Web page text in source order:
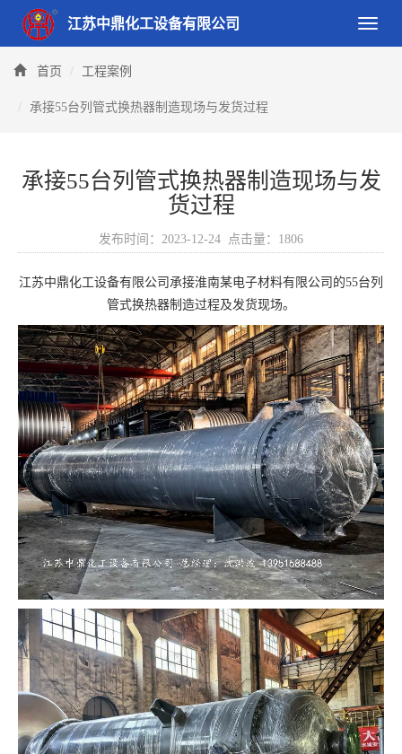
Toggle
江苏中鼎化工设备有限公司
首页 工程案例
承接55台列管式换热器制造现场与发货过程
承接55台列管式换热器制造现场与发
货过程
发布时间：2023-12-24 点击量：1806
江苏中鼎化工设备有限公司承接淮南某电子材料有限公司的55台列
管式换热器制造过程及发货现场。